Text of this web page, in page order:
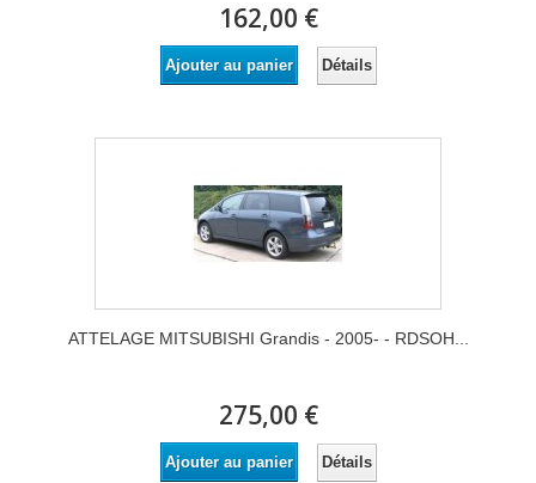
162,00 €
Ajouter au panier Détails
ATTELAGE MITSUBISHI Grandis - 2005- - RDSOH...
275,00 €
Ajouter au panier Détails